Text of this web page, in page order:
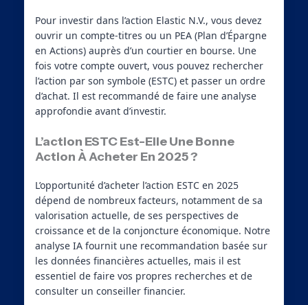
Pour investir dans l’action Elastic N.V., vous devez
ouvrir un compte-titres ou un PEA (Plan d’Épargne
en Actions) auprès d’un courtier en bourse. Une
fois votre compte ouvert, vous pouvez rechercher
l’action par son symbole (ESTC) et passer un ordre
d’achat. Il est recommandé de faire une analyse
approfondie avant d’investir.
L’action ESTC Est-Elle Une Bonne
Action À Acheter En 2025 ?
L’opportunité d’acheter l’action ESTC en 2025
dépend de nombreux facteurs, notamment de sa
valorisation actuelle, de ses perspectives de
croissance et de la conjoncture économique. Notre
analyse IA fournit une recommandation basée sur
les données financières actuelles, mais il est
essentiel de faire vos propres recherches et de
consulter un conseiller financier.